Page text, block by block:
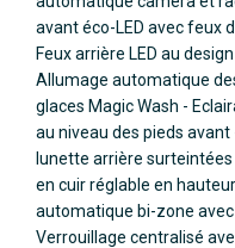
avant éco-LED avec feux
Feux arrière LED au
Allumage automatique
glaces Magic Wash -
au niveau des pieds
lunette arrière
en cuir réglable en
automatique bi-zone
Verrouillage centralisé